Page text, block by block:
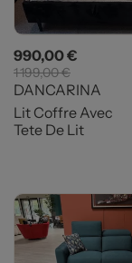
Prix
990,00 € Prix de
1 199,00 €
DANCARINA
Lit Coffre Avec
Tete De Lit